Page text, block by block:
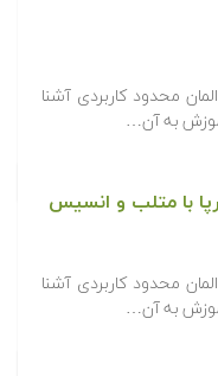
محدود کاربردی آشنا
به آن…
با متلب و انسیس
محدود کاربردی آشنا
به آن…